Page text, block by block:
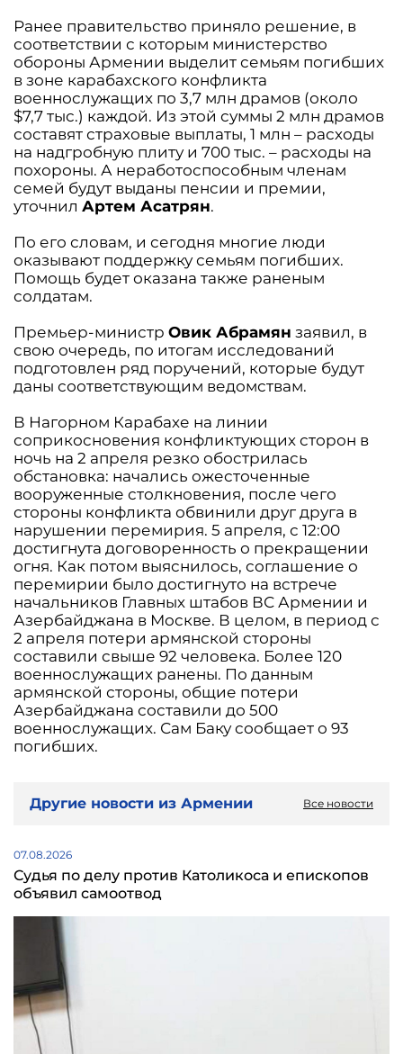
Ранее правительство приняло решение, в
соответствии с которым министерство
обороны Армении выделит семьям погибших
в зоне карабахского конфликта
военнослужащих по 3,7 млн драмов (около
$7,7 тыс.) каждой. Из этой суммы 2 млн драмов
составят страховые выплаты, 1 млн – расходы
на надгробную плиту и 700 тыс. – расходы на
похороны. А неработоспособным членам
семей будут выданы пенсии и премии,
уточнил Артем Асатрян.
По его словам, и сегодня многие люди
оказывают поддержку семьям погибших.
Помощь будет оказана также раненым
солдатам.
Премьер-министр Овик Абрамян заявил, в
свою очередь, по итогам исследований
подготовлен ряд поручений, которые будут
даны соответствующим ведомствам.
В Нагорном Карабахе на линии
соприкосновения конфликтующих сторон в
ночь на 2 апреля резко обострилась
обстановка: начались ожесточенные
вооруженные столкновения, после чего
стороны конфликта обвинили друг друга в
нарушении перемирия. 5 апреля, с 12:00
достигнута договоренность о прекращении
огня. Как потом выяснилось, соглашение о
перемирии было достигнуто на встрече
начальников Главных штабов ВС Армении и
Азербайджана в Москве. В целом, в период с
2 апреля потери армянской стороны
составили свыше 92 человека. Более 120
военнослужащих ранены. По данным
армянской стороны, общие потери
Азербайджана составили до 500
военнослужащих. Сам Баку сообщает о 93
погибших.
Другие новости из Армении Все новости
07.08.2026
Судья по делу против Католикоса и епископов
объявил самоотвод